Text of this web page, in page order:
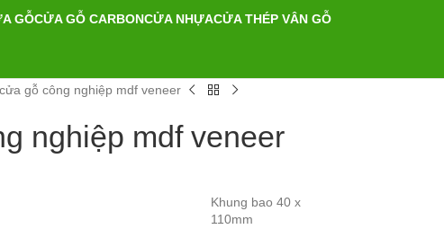
GỖCỬA GỖ CARBONCỬA NHỰACỬA THÉP VÂN GỖ
gỗ công nghiệp mdf veneer
nghiệp mdf veneer
Khung bao 40 x
110mm